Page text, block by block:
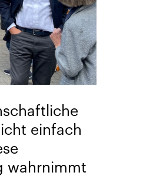
einfach
wahrnimmt